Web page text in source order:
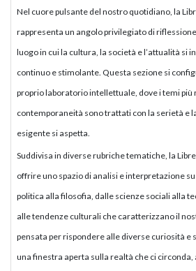
Nel cuore pulsante del nostro quotidiano, la
rappresenta un angolo privilegiato di
luogo in cui la cultura, la società e l’attualità si
continuo e stimolante. Questa sezione si
proprio laboratorio intellettuale, dove i temi più
contemporaneità sono trattati con la serietà e
esigente si aspetta.
Suddivisa in diverse rubriche tematiche, la
offrire uno spazio di analisi e interpretazione
politica alla filosofia, dalle scienze sociali alla
alle tendenze culturali che caratterizzano il
pensata per rispondere alle diverse curiosità e
una finestra aperta sulla realtà che ci